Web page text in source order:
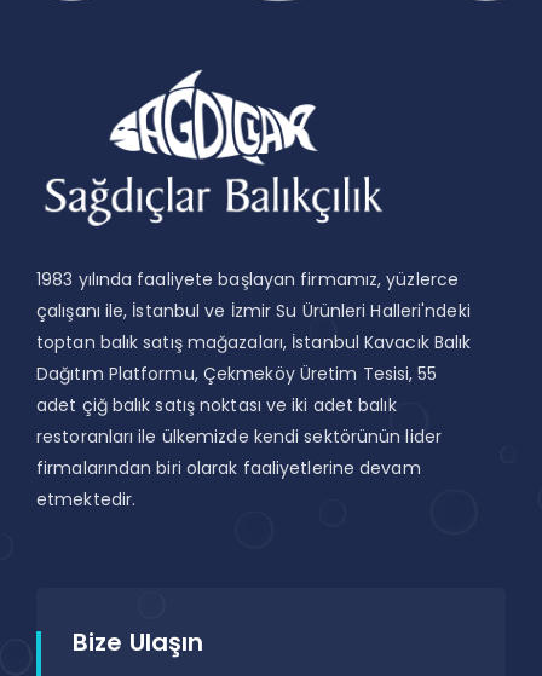
1983 yılında faaliyete başlayan firmamız, yüzlerce
çalışanı ile, İstanbul ve İzmir Su Ürünleri Halleri'ndeki
toptan balık satış mağazaları, İstanbul Kavacık Balık
Dağıtım Platformu, Çekmeköy Üretim Tesisi, 55
adet çiğ balık satış noktası ve iki adet balık
restoranları ile ülkemizde kendi sektörünün lider
firmalarından biri olarak faaliyetlerine devam
etmektedir.
Bize Ulaşın